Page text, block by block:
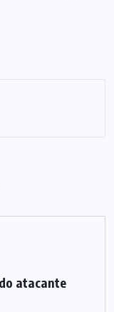
atacante